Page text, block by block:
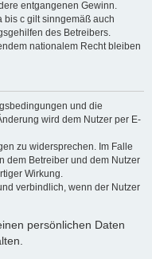
entgangenen Gewinn.
bis c gilt sinngemäß auch
des Betreibers.
nationalem Recht bleiben
und die
wird dem Nutzer per E-
zu widersprechen. Im Falle
dem Betreiber und dem Nutzer
Wirkung.
verbindlich, wenn der Nutzer
persönlichen Daten